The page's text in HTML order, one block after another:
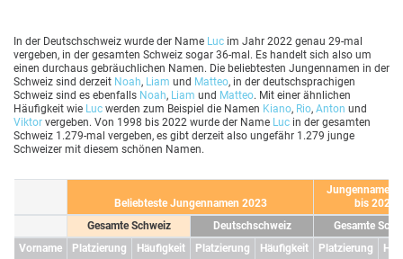
In der Deutschschweiz wurde der Name Luc im Jahr 2022 genau 29-mal
vergeben, in der gesamten Schweiz sogar 36-mal. Es handelt sich also um
einen durchaus gebräuchlichen Namen. Die beliebtesten Jungennamen in der
Schweiz sind derzeit Noah, Liam und Matteo, in der deutschsprachigen
Schweiz sind es ebenfalls Noah, Liam und Matteo. Mit einer ähnlichen
Häufigkeit wie Luc werden zum Beispiel die Namen Kiano, Rio, Anton und
Viktor vergeben. Von 1998 bis 2022 wurde der Name Luc in der gesamten
Schweiz 1.279-mal vergeben, es gibt derzeit also ungefähr 1.279 junge
Schweizer mit diesem schönen Namen.
Beliebteste Jungennamen 2023
Jungennamen
bis 2023
Gesamte Schweiz
Deutschschweiz
Gesamte
Vorname
Platzierung Häufigkeit Platzierung Häufigkeit Platzierung